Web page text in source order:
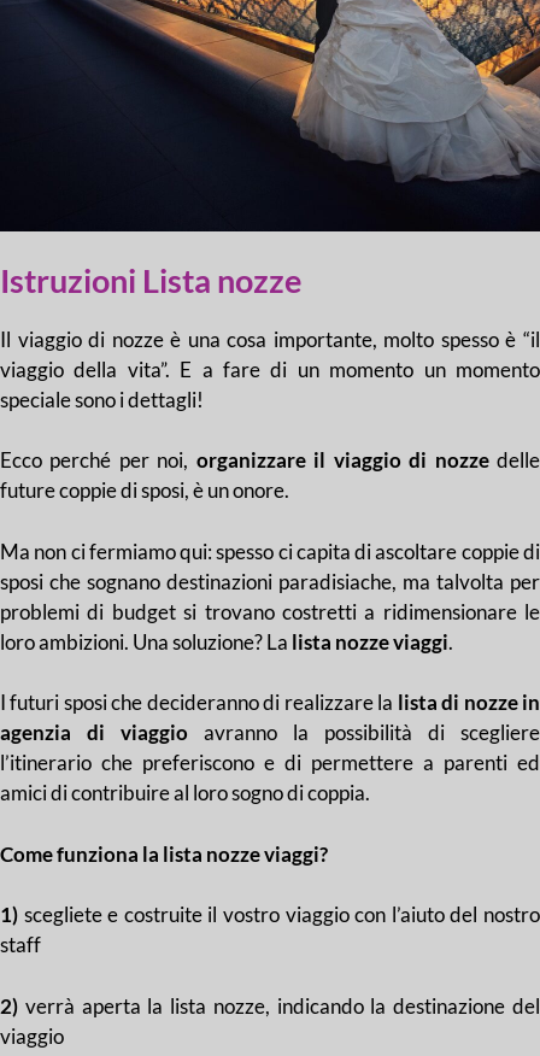
Istruzioni Lista nozze
Il viaggio di nozze è una cosa importante, molto spesso è “il
viaggio della vita”. E a fare di un momento un momento
speciale sono i dettagli!
Ecco perché per noi, organizzare il viaggio di nozzedelle
future coppie di sposi, è un onore.
Ma non ci fermiamo qui: spesso ci capita di ascoltare coppie di
sposi che sognano destinazioni paradisiache, ma talvolta per
problemi di budget si trovano costretti a ridimensionare le
loro ambizioni. Una soluzione? La lista nozze viaggi.
I futuri sposi che decideranno di realizzare la lista di nozze in
agenzia di viaggio avranno la possibilità di scegliere
l’itinerario che preferiscono e di permettere a parenti ed
amici di contribuire al loro sogno di coppia.
Come funziona la lista nozze viaggi?
1) scegliete e costruite il vostro viaggio con l’aiuto del nostro
staff
2) verrà aperta la lista nozze, indicando la destinazione del
viaggio